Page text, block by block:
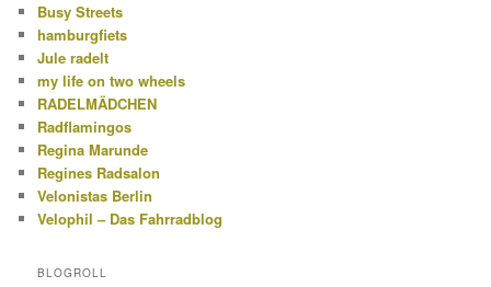
Busy Streets
hamburgfiets
Jule radelt
my life on two wheels
RADELMÄDCHEN
Radflamingos
Regina Marunde
Regines Radsalon
Velonistas Berlin
Velophil – Das Fahrradblog
BLOGROLL